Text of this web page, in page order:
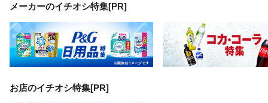
メーカーのイチオシ特集[PR]
お店のイチオシ特集[PR]